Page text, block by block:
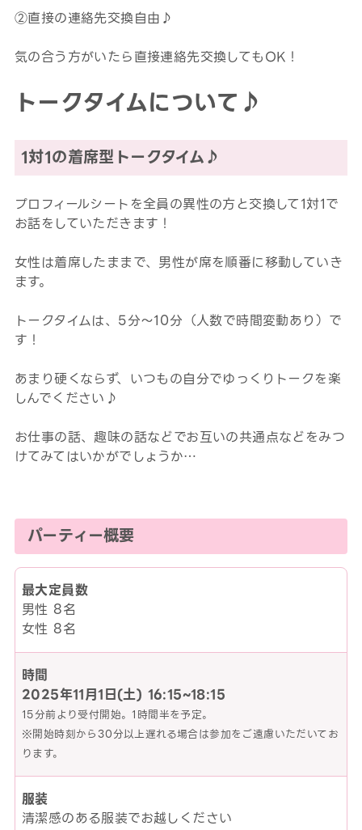
②直接の連絡先交換自由♪
気の合う方がいたら直接連絡先交換してもOK！
トークタイムについて♪
1対1の着席型トークタイム♪
プロフィールシートを全員の異性の方と交換して1対1で
お話をしていただきます！
女性は着席したままで、男性が席を順番に移動していき
ます。
トークタイムは、5分～10分（人数で時間変動あり）で
す！
あまり硬くならず、いつもの自分でゆっくりトークを楽
しんでください♪
お仕事の話、趣味の話などでお互いの共通点などをみつ
けてみてはいかがでしょうか…
パーティー概要
最大定員数
男性 8名
女性 8名
時間
2025年11月1日(土) 16:15~18:15
15分前より受付開始。1時間半を予定。
※開始時刻から30分以上遅れる場合は参加をご遠慮いただいてお
ります。
服装
清潔感のある服装でお越しください